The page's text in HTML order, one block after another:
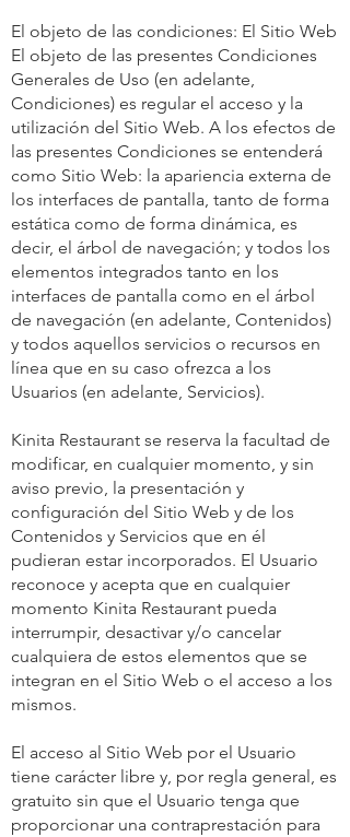
El objeto de las condiciones: El Sitio Web
El objeto de las presentes Condiciones
Generales de Uso (en adelante,
Condiciones) es regular el acceso y la
utilización del Sitio Web. A los efectos de
las presentes Condiciones se entenderá
como Sitio Web: la apariencia externa de
los interfaces de pantalla, tanto de forma
estática como de forma dinámica, es
decir, el árbol de navegación; y todos los
elementos integrados tanto en los
interfaces de pantalla como en el árbol
de navegación (en adelante, Contenidos)
y todos aquellos servicios o recursos en
línea que en su caso ofrezca a los
Usuarios (en adelante, Servicios).
Kinita Restaurant se reserva la facultad de
modificar, en cualquier momento, y sin
aviso previo, la presentación y
configuración del Sitio Web y de los
Contenidos y Servicios que en él
pudieran estar incorporados. El Usuario
reconoce y acepta que en cualquier
momento Kinita Restaurant pueda
interrumpir, desactivar y/o cancelar
cualquiera de estos elementos que se
integran en el Sitio Web o el acceso a los
mismos.
El acceso al Sitio Web por el Usuario
tiene carácter libre y, por regla general, es
gratuito sin que el Usuario tenga que
proporcionar una contraprestación para